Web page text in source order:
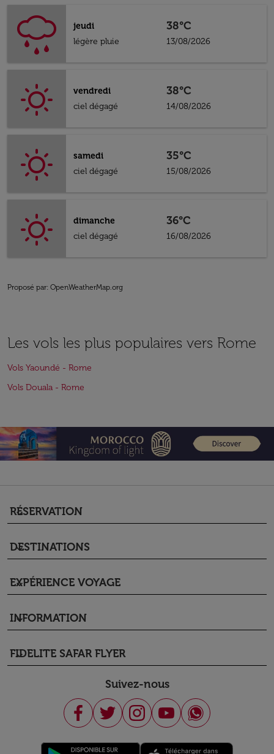
jeudi
légère pluie
38°C
13/08/2026
vendredi
ciel dégagé
38°C
14/08/2026
samedi
ciel dégagé
35°C
15/08/2026
dimanche
ciel dégagé
36°C
16/08/2026
Proposé par: OpenWeatherMap.org
Les vols les plus populaires vers Rome
Vols Yaoundé - Rome
Vols Douala - Rome
RÉSERVATION
keyboard_arrow_down
DESTINATIONS
keyboard_arrow_down
EXPÉRIENCE VOYAGE
keyboard_arrow_down
INFORMATION
keyboard_arrow_down
FIDELITE SAFAR FLYER
keyboard_arrow_down
Suivez-nous